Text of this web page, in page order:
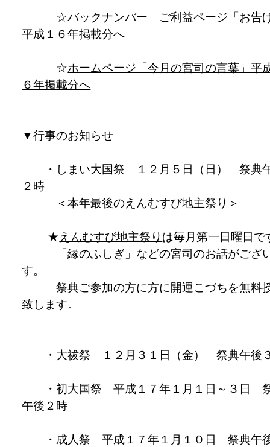
☆バックナンバー ご利益ページ「お告
平成１６年掲載分へ
☆ホームページ「今月の宮司の言葉」平
６年掲載分へ
▼行事のお知らせ
・しまい大国祭 １２月５日（日） 祭典
２時
＜本年最後のえんむすび地主祭り＞
★えんむすび地主祭り は毎月第一日曜日で
「縁のふしぎ」などの宮司のお話がござ
す。
祭典ご参加の方に方に開運こづちを無料
致します。
・大祓祭 １２月３１日（金） 祭典午後
・初大国祭 平成１７年１月１日～３日
午後２時
・成人祭 平成１７年１月１０日 祭典午